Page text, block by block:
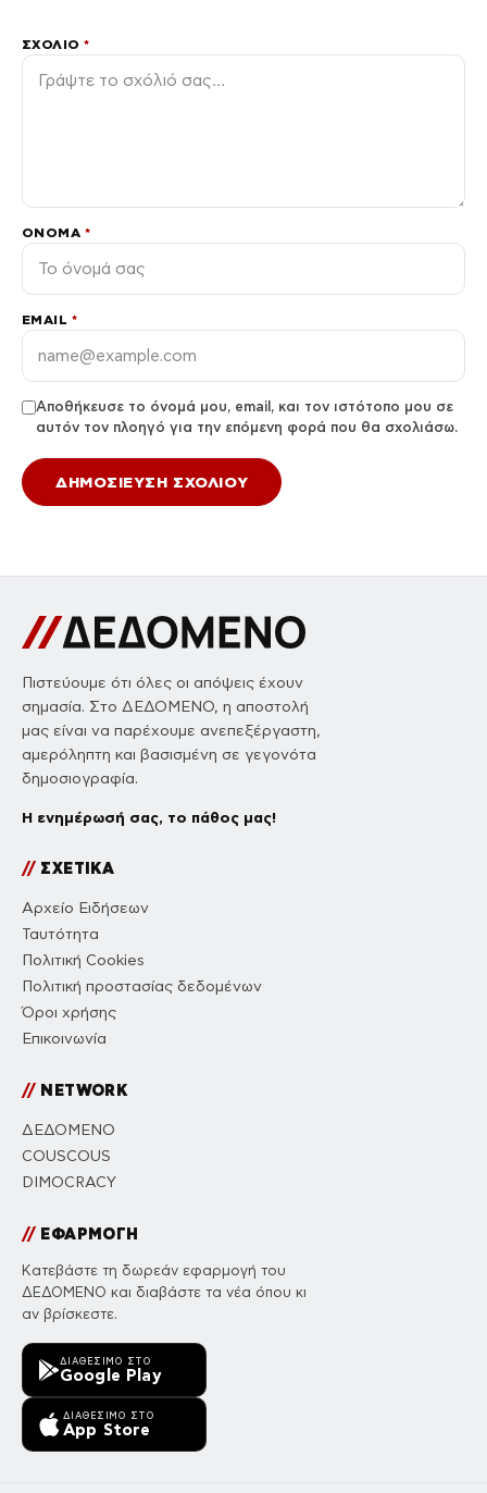
ΣΧΌΛΙΟ*
ΌΝΟΜΑ *
EMAIL *
Αποθήκευσε το όνομά μου, email, και τον ιστότοπο μου σε
αυτόν τον πλοηγό για την επόμενη φορά που θα σχολιάσω.
Πιστεύουμε ότι όλες οι απόψεις έχουν
σημασία. Στο ΔΕΔΟΜΕΝΟ, η αποστολή
μας είναι να παρέχουμε ανεπεξέργαστη,
αμερόληπτη και βασισμένη σε γεγονότα
δημοσιογραφία.
Η ενημέρωσή σας, το πάθος μας!
//ΣΧΕΤΙΚΑ
Αρχείο Ειδήσεων
Ταυτότητα
Πολιτική Cookies
Πολιτική προστασίας δεδομένων
Όροι χρήσης
Επικοινωνία
//NETWORK
ΔΕΔΟΜΕΝΟ
COUSCOUS
DIMOCRACY
//ΕΦΑΡΜΟΓΗ
Κατεβάστε τη δωρεάν εφαρμογή του
ΔΕΔΟΜΕΝΟ και διαβάστε τα νέα όπου κι
αν βρίσκεστε.
ΔΙΑΘΈΣΙΜΟ ΣΤΟ
Google Play
ΔΙΑΘΈΣΙΜΟ ΣΤΟ
App Store